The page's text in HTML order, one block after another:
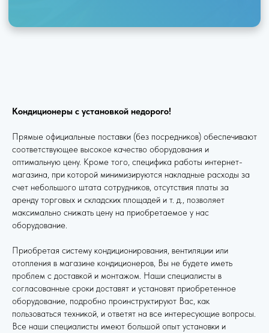
Кондиционеры с установкой недорого!
Прямые официальные поставки (без посредников) обеспечивают
соответствующее высокое качество оборудования и
оптимальную цену. Кроме того, специфика работы интернет-
магазина, при которой минимизируются накладные расходы за
счет небольшого штата сотрудников, отсутствия платы за
аренду торговых и складских площадей и т. д., позволяет
максимально снижать цену на приобретаемое у нас
оборудование.
Приобретая систему кондиционирования, вентиляции или
отопления в магазине кондиционеров, Вы не будете иметь
проблем с доставкой и монтажом. Наши специалисты в
согласованные сроки доставят и установят приобретенное
оборудование, подробно проинструктируют Вас, как
пользоваться техникой, и ответят на все интересующие вопросы.
Все наши специалисты имеют большой опыт установки и